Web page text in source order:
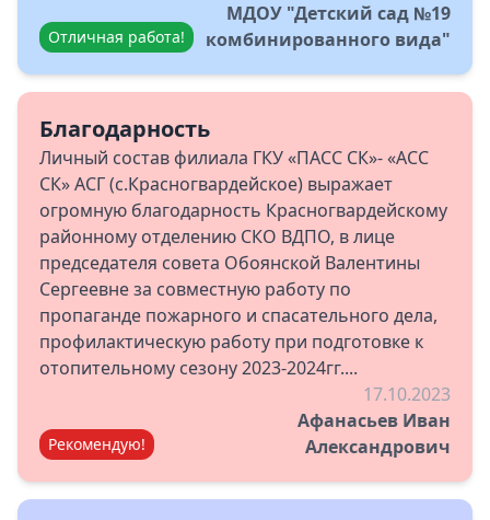
Отличная работа!
МДОУ "Детский сад №19
комбинированного вида"
Благодарность
Личный состав филиала ГКУ «ПАСС СК»- «АСС
СК» АСГ (с.Красногвардейское) выражает
огромную благодарность Красногвардейскому
районному отделению СКО ВДПО, в лице
председателя совета Обоянской Валентины
Сергеевне за совместную работу по
пропаганде пожарного и спасательного дела,
профилактическую работу при подготовке к
отопительному сезону 2023-2024гг....
Рекомендую!
17.10.2023
Афанасьев Иван
Александрович